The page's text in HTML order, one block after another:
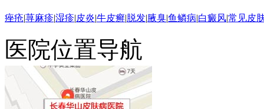
痤疮|荨麻疹|湿疹|皮炎|牛皮癣|脱发|腋臭|鱼鳞病|白癜风|常见皮
医院位置导航